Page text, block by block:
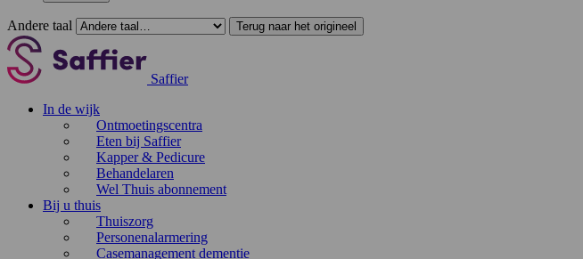
Andere taal Terug naar het origineel
Saffier
In de wijk
Ontmoetingscentra
Eten bij Saffier
Kapper & Pedicure
Behandelaren
Wel Thuis abonnement
Bij u thuis
Thuiszorg
Personenalarmering
Casemanagement dementie